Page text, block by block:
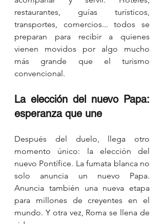
restaurantes, guías turísticos,
transportes, comercios... todos se
preparan para recibir a quienes
vienen movidos por algo mucho
más grande que el turismo
convencional.
La elección del nuevo Papa:
esperanza que une
Después del duelo, llega otro
momento único: la elección del
nuevo Pontífice. La fumata blanca no
solo anuncia un nuevo Papa.
Anuncia también una nueva etapa
para millones de creyentes en el
mundo. Y otra vez, Roma se llena de